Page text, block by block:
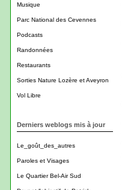
Musique
Parc National des Cevennes
Podcasts
Randonnées
Restaurants
Sorties Nature Lozère et Aveyron
Vol Libre
Derniers weblogs mis à jour
Le_goût_des_autres
Paroles et Visages
Le Quartier Bel-Air Sud